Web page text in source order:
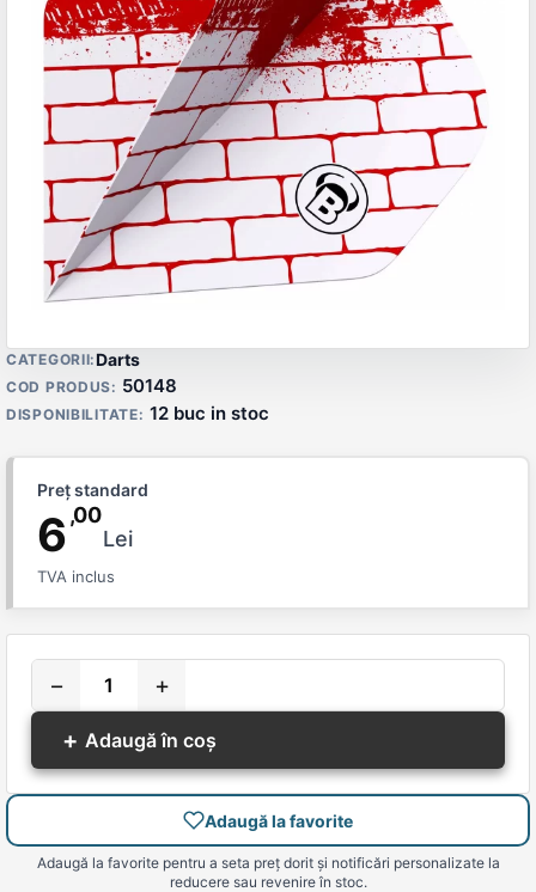
Detalii produs
CATEGORII:Darts
COD PRODUS: 50148
DISPONIBILITATE: 12 buc in stoc
Preț standard
6,00
Lei
TVA inclus
−
+
+ Adaugă în coș
Adaugă la favorite
Adaugă la favorite pentru a seta preț dorit și notificări personalizate la
reducere sau revenire în stoc.